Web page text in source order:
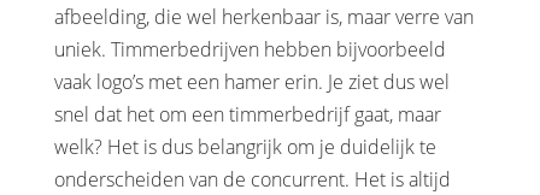
afbeelding, die wel herkenbaar is, maar verre van
uniek. Timmerbedrijven hebben bijvoorbeeld
vaak logo’s met een hamer erin. Je ziet dus wel
snel dat het om een timmerbedrijf gaat, maar
welk? Het is dus belangrijk om je duidelijk te
onderscheiden van de concurrent. Het is altijd